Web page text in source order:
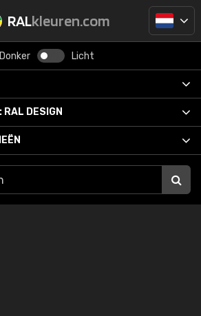
RALkleuren.com
Donker Licht
RAL DESIGN